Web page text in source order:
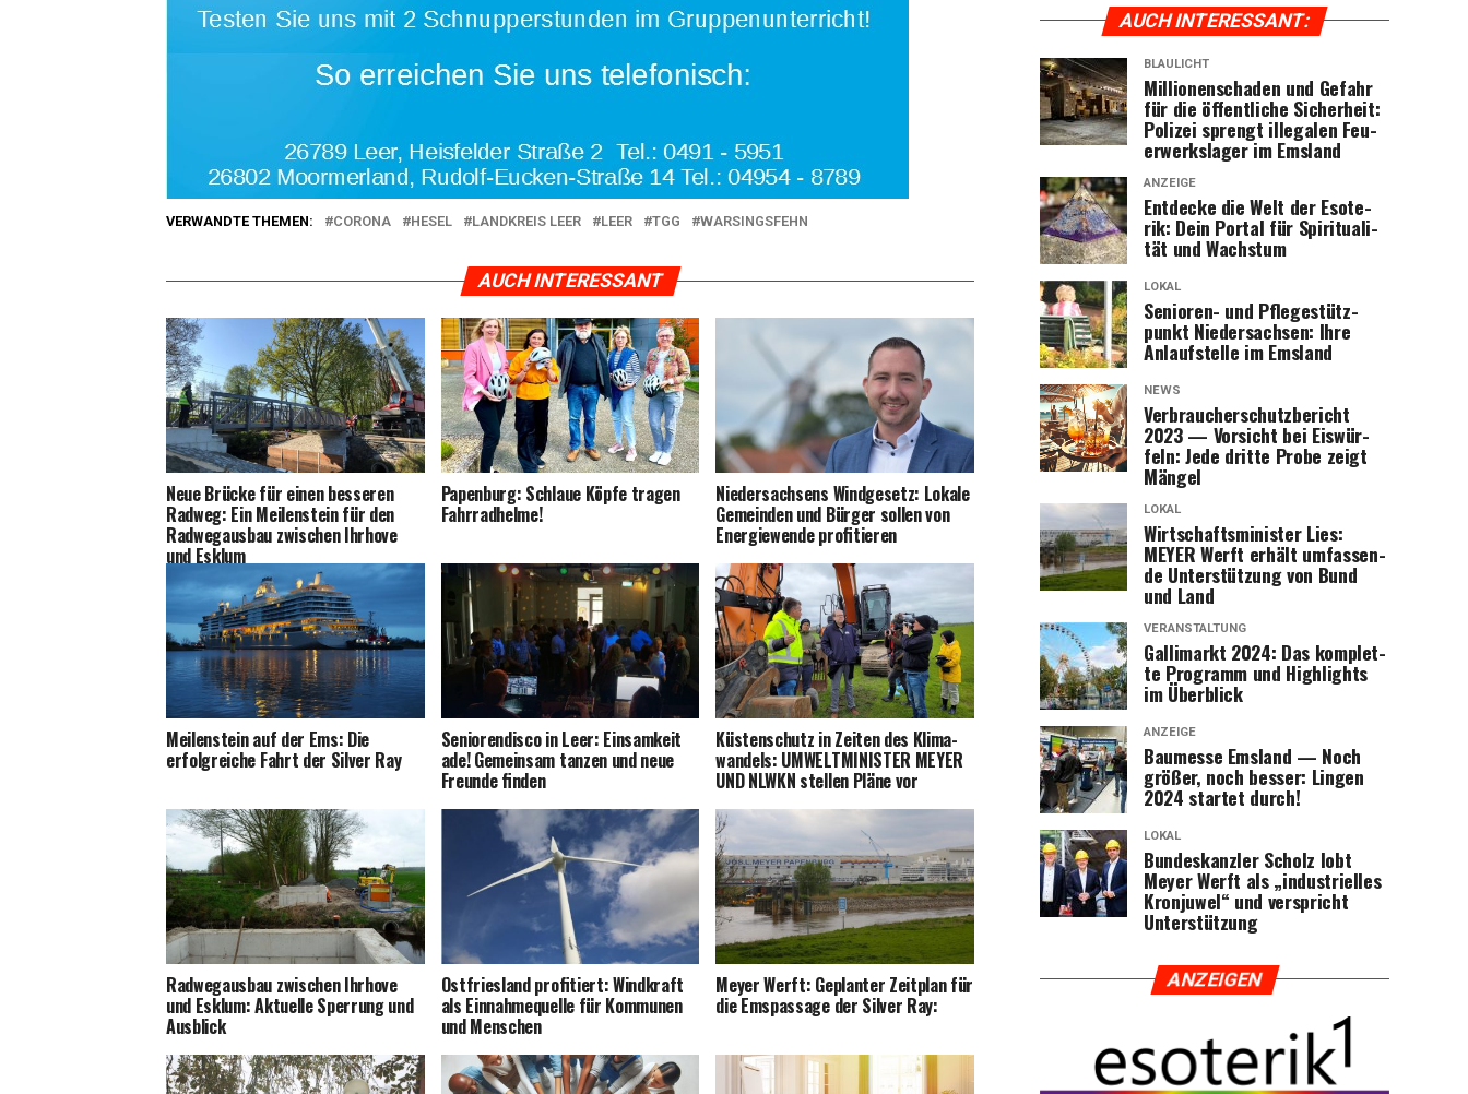
VERWANDTE THEMEN: CORONA HESEL LANDKREIS LEER LEER TGG WARSINGSFEHN
AUCH INTERESSANT
Neue Brü­cke für einen bes­se­ren
Rad­weg: Ein Mei­len­stein für den
Rad­weg­aus­bau zwi­schen Ihr­ho­ve
und Esklum
Papen­burg: Schlaue Köp­fe tra­gen
Fahrradhelme!
Nie­der­sach­sens Wind­ge­setz: Loka­le
Gemein­den und Bür­ger sol­len von
Ener­gie­wen­de profitieren
Mei­len­stein auf der Ems: Die
erfolg­rei­che Fahrt der Sil­ver Ray
Senio­ren­dis­co in Leer: Ein­sam­keit
ade! Gemein­sam tan­zen und neue
Freun­de finden
Küs­ten­schutz in Zei­ten des Kli­ma­
wan­dels: UMWELTMINISTER MEYER
UND NLWKN stel­len Plä­ne vor
Rad­weg­aus­bau zwi­schen Ihr­ho­ve
und Esklum: Aktu­el­le Sper­rung und
Ausblick
Ost­fries­land pro­fi­tiert: Wind­kraft
als Ein­nah­me­quel­le für Kom­mu­nen
und Menschen
Mey­er Werft: Geplan­ter Zeit­plan für
die Ems­pas­sa­ge der Sil­ver Ray:
AUCH INTER­ES­SANT:
BLAULICHT
Mil­lio­nen­scha­den und Gefahr
für die öffent­li­che Sicher­heit:
Poli­zei sprengt ille­ga­len Feu­
er­werks­la­ger im Emsland
ANZEIGE
Ent­de­cke die Welt der Eso­te­
rik: Dein Por­tal für Spi­ri­tua­li­
tät und Wachstum
LOKAL
Senio­ren- und Pfle­ge­stütz­
punkt Nie­der­sach­sen: Ihre
Anlauf­stel­le im Emsland
NEWS
Ver­brau­cher­schutz­be­richt
2023 — Vor­sicht bei Eis­wür­
feln: Jede drit­te Pro­be zeigt
Mängel
LOKAL
Wirt­schafts­mi­nis­ter Lies:
MEYER Werft erhält umfas­sen­
de Unter­stüt­zung von Bund
und Land
VERANSTALTUNG
Gal­li­markt 2024: Das kom­plet­
te Pro­gramm und High­lights
im Überblick
ANZEIGE
Bau­mes­se Ems­land — Noch
grö­ßer, noch bes­ser: Lin­gen
2024 star­tet durch!
LOKAL
Bun­des­kanz­ler Scholz lobt
Mey­er Werft als „indus­tri­el­les
Kron­ju­wel“ und ver­spricht
Unterstützung
ANZEI­GEN